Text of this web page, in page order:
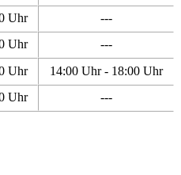
Uhr
---
Uhr
---
Uhr
14:00 Uhr - 18:00 Uhr
Uhr
---